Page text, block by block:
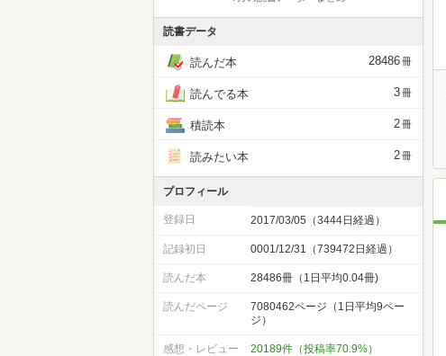
読書データ
読んだ本 28486冊
読んでる本 3冊
積読本 2冊
読みたい本 2冊
プロフィール
登録日 2017/03/05（3444日経過）
記録初日 0001/12/31（739472日経過）
読んだ本 28486冊（1日平均0.04冊)
読んだページ
7080462ページ（1日平均9ペー
ジ）
感想・レビュー 20189件（投稿率70.9%）